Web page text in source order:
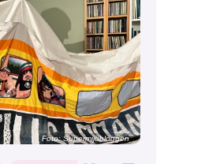
Foto: Supermijöbloggen